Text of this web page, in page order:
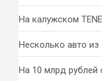
На калужском
Несколько авто
На 10 млрд рублей